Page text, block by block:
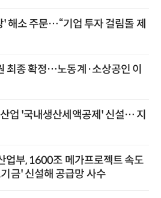
해소 주문…“기업 투자 걸림돌 제
최종 확정…노동계·소상공인 이
업 '국내생산세액공제' 신설… 지
업부, 1600조 메가프로젝트 속도
금' 신설해 공급망 사수